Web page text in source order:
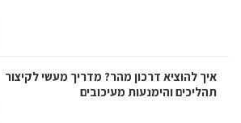
איך להוציא דרכון מהר? מדריך מעשי לקיצור
תהליכים והימנעות מעיכובים